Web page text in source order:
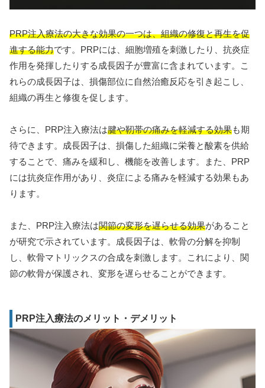
PRP注入療法の大きな効果の一つは、組織の修復と再生を促
進する能力です。PRPには、細胞増殖を刺激したり、抗炎症
作用を発揮したりする成長因子が豊富に含まれています。こ
れらの成長因子は、損傷部位に自然治癒反応を引き起こし、
組織の再生と修復を促します。
さらに、PRP注入療法は腱や靭帯の痛みを軽減する効果も期
待できます。成長因子は、損傷した組織に栄養と酸素を供給
することで、痛みを緩和し、機能を改善します。また、PRP
には抗炎症作用があり、炎症による痛みを軽減する効果もあ
ります。
また、PRP注入療法は関節の変形を遅らせる効果があること
が研究で示されています。成長因子は、軟骨の分解を抑制
し、軟骨マトリックスの合成を刺激します。これにより、関
節の軟骨が保護され、変形を遅らせることができます。
PRP注入療法のメリット・デメリット